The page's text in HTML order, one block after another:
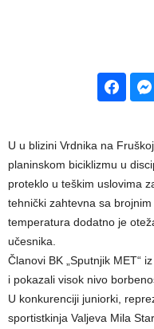
U u blizini Vrdnika na
planinskom biciklizmu u
proteklo u teškim uslovima
tehnički zahtevna sa
temperatura dodatno je
učesnika.
Članovi BK „Sputnjik MET“
i pokazali visok nivo
U konkurenciji juniorki,
sportistkinja Valjeva Mila